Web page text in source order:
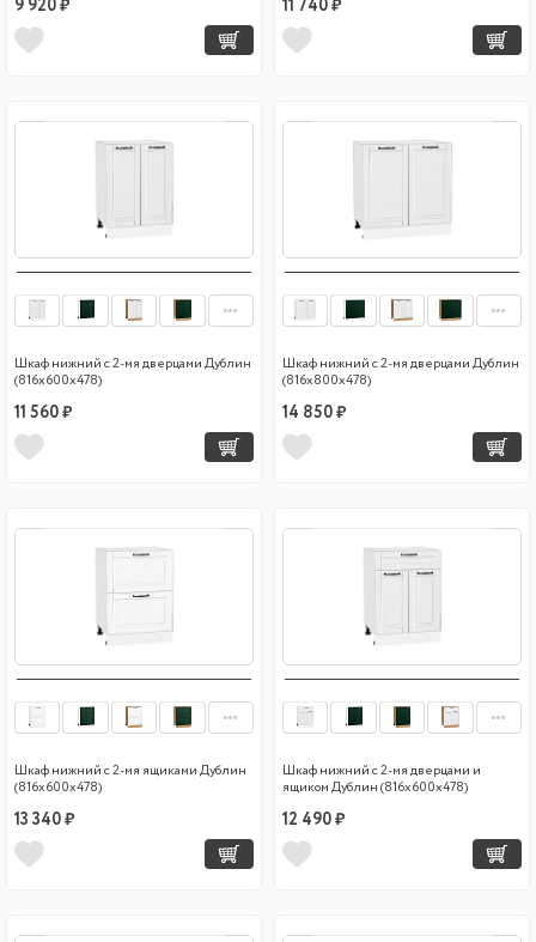
9 920 ₽ 11 740 ₽
Шкаф нижний с 2-мя дверцами Дублин
(816х600х478)
11 560 ₽
Шкаф нижний с 2-мя дверцами Дублин
(816х800х478)
14 850 ₽
Шкаф нижний с 2-мя ящиками Дублин
(816х600х478)
13 340 ₽
Шкаф нижний с 2-мя дверцами и
ящиком Дублин (816х600х478)
12 490 ₽